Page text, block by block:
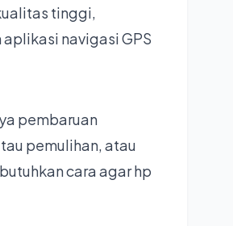
tinggi,
navigasi GPS
pembaruan
pemulihan, atau
cara agar hp